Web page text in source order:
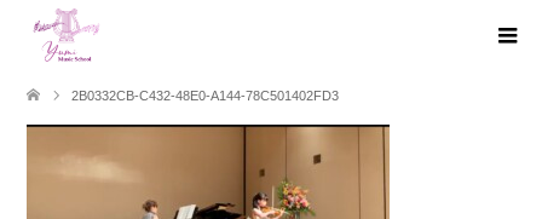
2B0332CB-C432-48E0-A144-78C501402FD3